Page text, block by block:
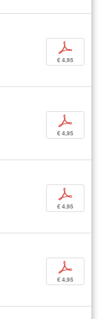
p
€ 4,95
p
€ 4,95
p
€ 4,95
p
€ 4,95